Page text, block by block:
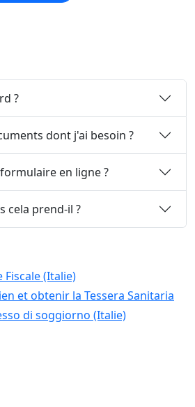
?
dont j'ai besoin ?
en ligne ?
cela prend-il ?
(Italie)
et obtenir la Tessera Sanitaria
di soggiorno (Italie)